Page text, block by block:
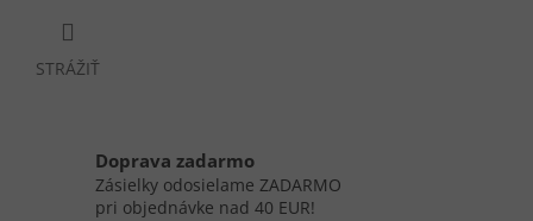
STRÁŽIŤ
Doprava zadarmo
Zásielky odosielame ZADARMO
pri objednávke nad 40 EUR!